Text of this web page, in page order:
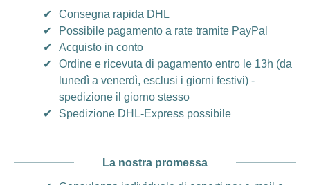
✔
Consegna rapida DHL
✔
Possibile pagamento a rate tramite PayPal
✔
Acquisto in conto
✔
Ordine e ricevuta di pagamento entro le 13h (da
lunedì a venerdì, esclusi i giorni festivi) -
spedizione il giorno stesso
✔
Spedizione DHL-Express possibile
La nostra promessa